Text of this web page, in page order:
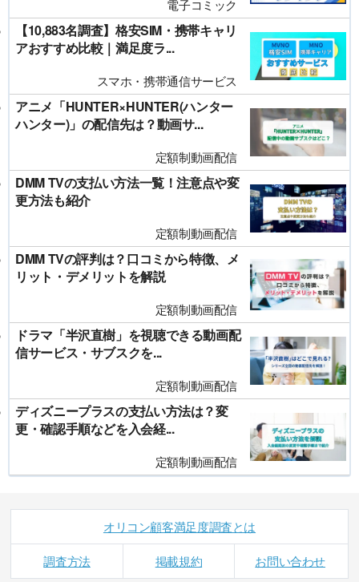
電子コミック
【10,883名調査】格安SIM・携帯キャリ
アおすすめ比較｜満足度ラ...
スマホ・携帯通信サービス
アニメ「HUNTER×HUNTER(ハンター
ハンター)」の配信先は？動画サ...
定額制動画配信
DMM TVの支払い方法一覧！注意点や変
更方法も紹介
定額制動画配信
DMM TVの評判は？口コミから特徴、メ
リット・デメリットを解説
定額制動画配信
ドラマ「半沢直樹」を視聴できる動画配
信サービス・サブスクを...
定額制動画配信
ディズニープラスの支払い方法は？変
更・確認手順などを入会経...
定額制動画配信
オリコン顧客満足度調査とは
調査方法 掲載規約 お問い合わせ